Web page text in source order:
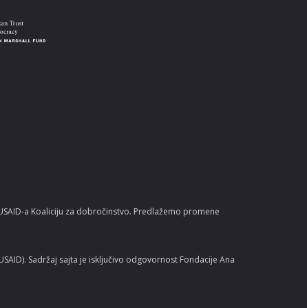
a Koaliciju za dobročinstvo. Predlažemo promene
Sadržaj sajta je isključivo odgovornost Fondacije Ana